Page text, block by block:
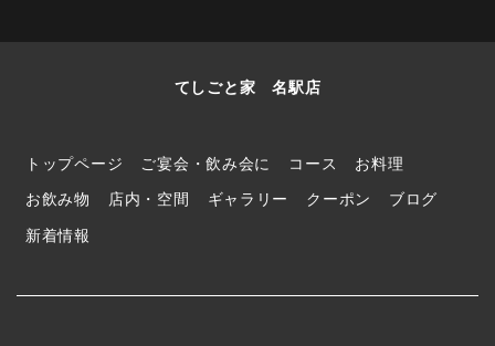
てしごと家 名駅店
トップページ ご宴会・飲み会に コース お料理
お飲み物 店内・空間 ギャラリー クーポン ブログ
新着情報